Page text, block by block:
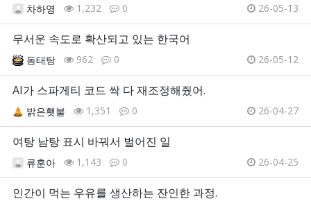
차하영 1,232 0 26-05-13
무서운 속도로 확산되고 있는 한국어
동태탕 962 0 26-05-12
AI가 스파게티 코드 싹 다 재조정해줬어.
밝은횃불 1,351 0 26-04-27
여탕 남탕 표시 바꿔서 벌어진 일
류훈아 1,143 0 26-04-25
인간이 먹는 우유를 생산하는 잔인한 과정.